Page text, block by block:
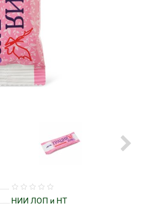
НИИ ЛОП и НТ